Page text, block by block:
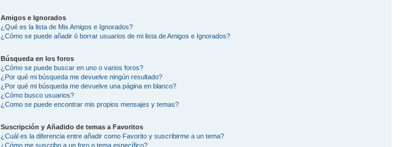
Amigos e Ignorados
¿Qué es la lista de Mis Amigos e Ignorados?
¿Cómo se puede añadir ó borrar usuarios de mi lista de Amigos e Ignorados?
Búsqueda en los foros
¿Cómo se puede buscar en uno o varios foros?
¿Por qué mi búsqueda me devuelve ningún resultado?
¿Por qué mi búsqueda me devuelve una página en blanco?
¿Cómo busco usuarios?
¿Como se puede encontrar mis propios mensajes y temas?
Suscripción y Añadido de temas a Favoritos
¿Cuál es la diferencia entre añadir como Favorito y suscribirme a un tema?
¿Cómo me suscribo a un foro o tema específico?